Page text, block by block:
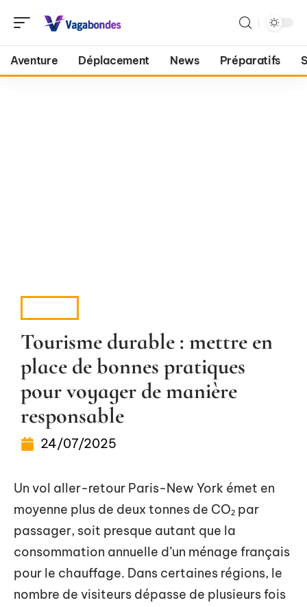
Aventure Déplacement News Préparatifs
Tourisme durable : mettre en
place de bonnes pratiques
pour voyager de manière
responsable
24/07/2025
Un vol aller-retour Paris-New York émet en
moyenne plus de deux tonnes de CO₂ par
passager, soit presque autant que la
consommation annuelle d’un ménage français
pour le chauffage. Dans certaines régions, le
nombre de visiteurs dépasse de plusieurs fois